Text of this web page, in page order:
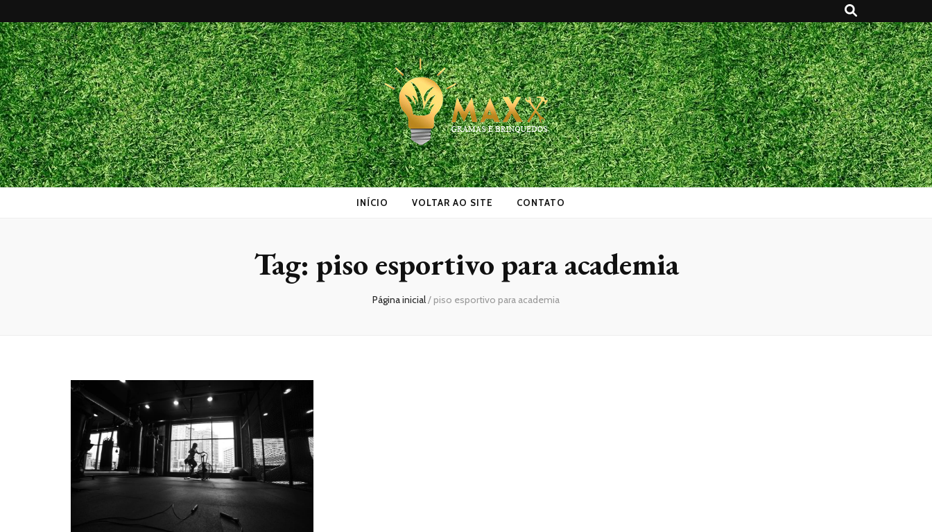
Maxx Gramas
Blog
INÍCIO VOLTAR AO SITE CONTATO
Tag: piso esportivo para academia
Página inicial/ piso esportivo para academia